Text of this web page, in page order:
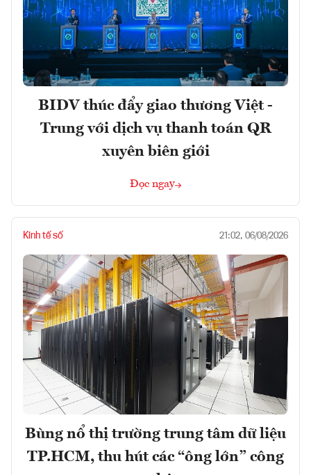
BIDV thúc đẩy giao thương Việt -
Trung với dịch vụ thanh toán QR
xuyên biên giới
Đọc ngay
Kinh tế số 21:02, 06/08/2026
Bùng nổ thị trường trung tâm dữ liệu
TP.HCM, thu hút các “ông lớn” công